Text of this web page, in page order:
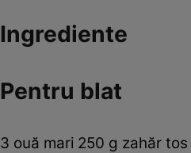
Ingrediente
Pentru blat
3 ouă mari 250 g zahăr